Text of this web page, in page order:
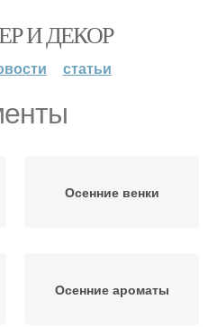
И ДЕКОР
статьи
Осенние венки
Осенние ароматы